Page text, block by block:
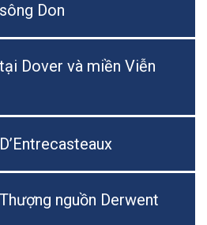
Don
Dover và miền Viễn
nguồn Derwent